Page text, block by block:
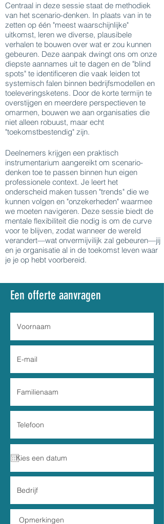
Centraal in deze sessie staat de methodiek
van het scenario-denken. In plaats van in te
zetten op één "meest waarschijnlijke"
uitkomst, leren we diverse, plausibele
verhalen te bouwen over wat er zou kunnen
gebeuren. Deze aanpak dwingt ons om onze
diepste aannames uit te dagen en de "blind
spots" te identificeren die vaak leiden tot
systemisch falen binnen bedrijfsmodellen en
toeleveringsketens. Door de korte termijn te
overstijgen en meerdere perspectieven te
omarmen, bouwen we aan organisaties die
niet alleen robuust, maar echt
"toekomstbestendig" zijn.
Deelnemers krijgen een praktisch
instrumentarium aangereikt om scenario-
denken toe te passen binnen hun eigen
professionele context. Je leert het
onderscheid maken tussen "trends" die we
kunnen volgen en "onzekerheden" waarmee
we moeten navigeren. Deze sessie biedt de
mentale flexibiliteit die nodig is om de curve
voor te blijven, zodat wanneer de wereld
verandert—wat onvermijvilijk zal gebeuren—jij
en je organisatie al in de toekomst leven waar
je je op hebt voorbereid.
Een offerte aanvragen